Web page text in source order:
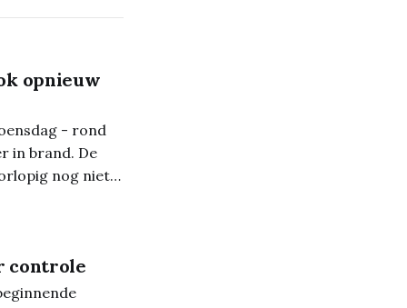
opnieuw
- rond
in brand. De
nog niet
controle